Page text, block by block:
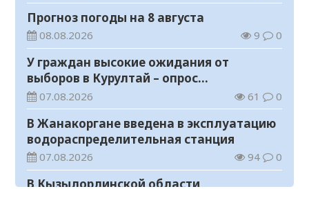
Прогноз погоды на 8 августа
08.08.2026 9 0
У граждан высокие ожидания от
выборов в Курултай – опрос
общественного мнения
07.08.2026 61 0
В Жанакоргане введена в эксплуатацию
водораспределительная станция
07.08.2026 94 0
В Кызылординской области